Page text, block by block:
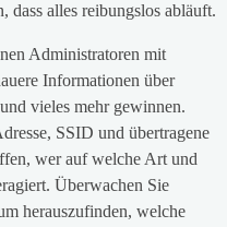
dass alles reibungslos abläuft.
Administratoren mit
Informationen über
vieles mehr gewinnen.
SSID und übertragene
wer auf welche Art und
Überwachen Sie
herauszufinden, welche